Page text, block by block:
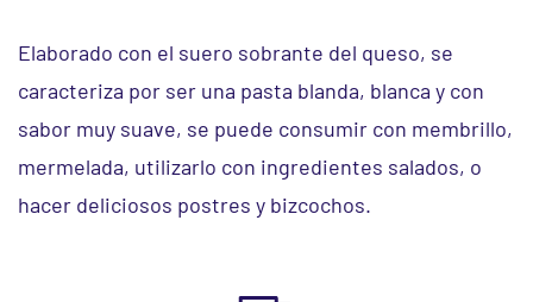
Elaborado con el suero sobrante del queso, se
caracteriza por ser una pasta blanda, blanca y con
sabor muy suave, se puede consumir con membrillo,
mermelada, utilizarlo con ingredientes salados, o
hacer deliciosos postres y bizcochos.